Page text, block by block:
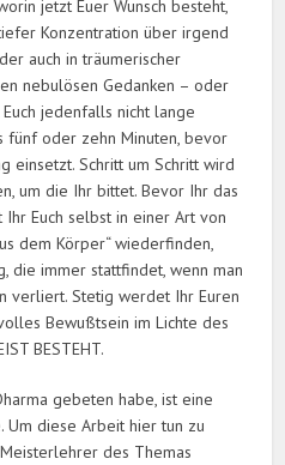
jetzt Euer Wunsch besteht,
Konzentration über irgend
auch in träumerischer
nebulösen Gedanken – oder
jedenfalls nicht lange
fünf oder zehn Minuten, bevor
einsetzt. Schritt um Schritt wird
um die Ihr bittet. Bevor Ihr das
Euch selbst in einer Art von
dem Körper“ wiederfinden,
die immer stattfindet, wenn man
verliert. Stetig werdet Ihr Euren
Bewußtsein im Lichte des
BESTEHT.
gebeten habe, ist eine
Um diese Arbeit hier tun zu
des Themas